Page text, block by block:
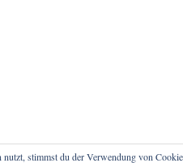
stimmst du der Verwendung von